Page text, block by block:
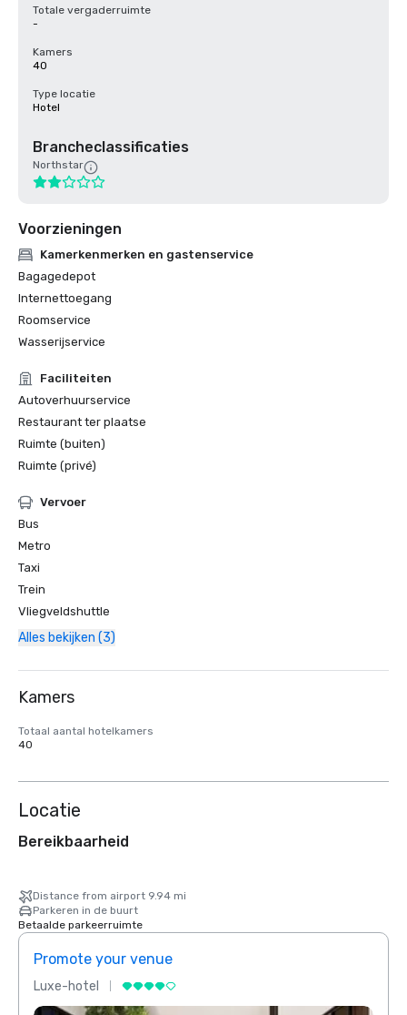
Totale vergaderruimte
-
Kamers
40
Type locatie
Hotel
Brancheclassificaties
Northstar
Voorzieningen
Kamerkenmerken en gastenservice
Bagagedepot
Internettoegang
Roomservice
Wasserijservice
Faciliteiten
Autoverhuurservice
Restaurant ter plaatse
Ruimte (buiten)
Ruimte (privé)
Vervoer
Bus
Metro
Taxi
Trein
Vliegveldshuttle
Alles bekijken (3)
Kamers
Totaal aantal hotelkamers
40
Locatie
Bereikbaarheid
Distance from airport 9.94 mi
Parkeren in de buurt
Betaalde parkeerruimte
Promote your venue
Luxe-hotel